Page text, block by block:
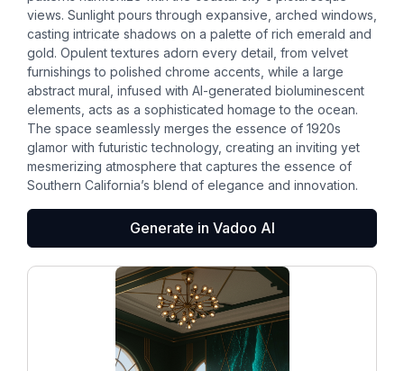
views. Sunlight pours through expansive, arched windows,
casting intricate shadows on a palette of rich emerald and
gold. Opulent textures adorn every detail, from velvet
furnishings to polished chrome accents, while a large
abstract mural, infused with AI-generated bioluminescent
elements, acts as a sophisticated homage to the ocean.
The space seamlessly merges the essence of 1920s
glamor with futuristic technology, creating an inviting yet
mesmerizing atmosphere that captures the essence of
Southern California’s blend of elegance and innovation.
Generate in Vadoo AI